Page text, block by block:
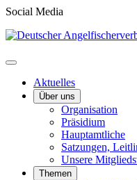
Social Media
Aktuelles
Über uns
Organisation
Präsidium
Hauptamtliche
Satzungen,
Unsere
Themen